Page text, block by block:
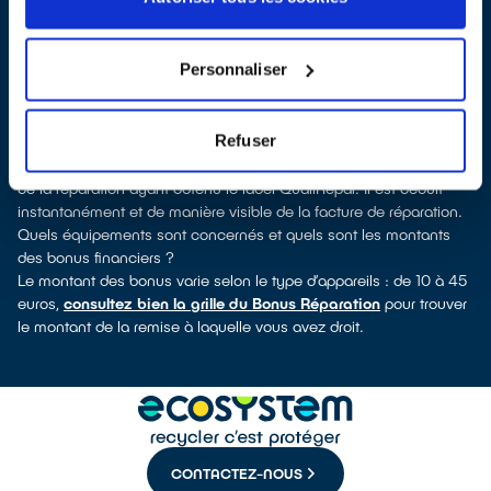
Personnaliser
Refuser
. En cliquant sur la fiche détaillée du réparateur, vous
découvrirez pour quels types d’appareils ce professionnel a
TV, smartphone, outils électriques : à chaque famille d’appareils
son réparateur spécialisé et labellisé QualiRépar.
Consulter l’annuaire
Comment bénéficier du Bonus Réparation à Bartenheim ?
Le Bonus Réparation est en vigueur chez tous les professionnels
de la réparation ayant obtenu le label QualiRépar. Il est déduit
instantanément et de manière visible de la facture de réparation.
Quels équipements sont concernés et quels sont les montants
des bonus financiers ?
Le montant des bonus varie selon le type d’appareils : de 10 à 45
euros, consultez bien la grille du Bonus Réparation pour trouver
le montant de la remise à laquelle vous avez droit.
CONTACTEZ-NOUS